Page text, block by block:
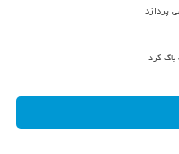
پردازد
کرد